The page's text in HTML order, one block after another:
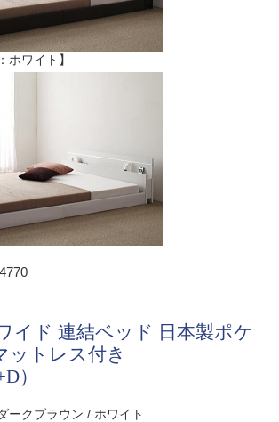
ホワイト】
イド 連結ベッド 日本製ポケ
ットレス付き
）
ークブラウン / ホワイト